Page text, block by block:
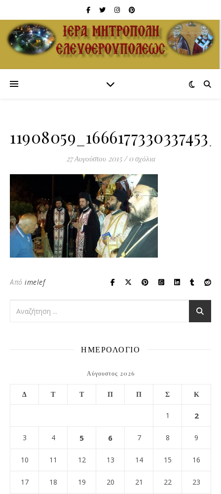
27 Αυγούστου 2015 / 0 σχόλια
Από imelef
ΗΜΕΡΟΛΟΓΙΟ
Αύγουστος 2026
Δ Τ Τ Π Π Σ Κ
1 2
3 4 5 6 7 8 9
10 11 12 13 14 15 16
17 18 19 20 21 22 23